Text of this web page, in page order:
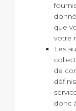
que
votre
Les
de
donc